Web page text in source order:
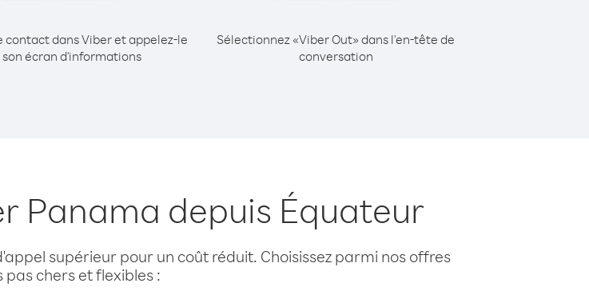
contact dans Viber et appelez-le
écran d'informations
Sélectionnez «Viber Out» dans l'en-tête de
conversation
Panama depuis Équateur
supérieur pour un coût réduit. Choisissez parmi nos offres
pas chers et flexibles :